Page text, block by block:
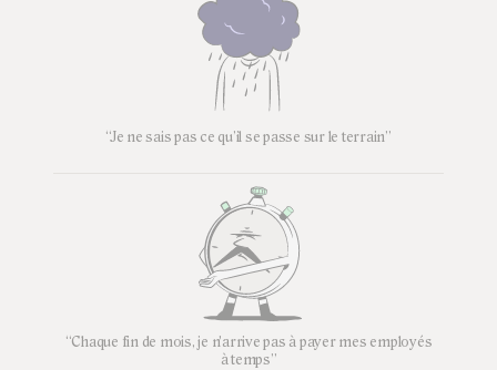
“Je ne sais pas ce qu’il se passe sur le terrain”
“Chaque fin de mois, je n'arrive pas à payer mes employés
à temps”